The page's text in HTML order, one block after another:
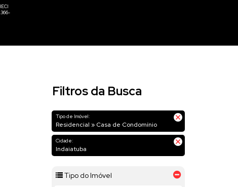
Filtros da Busca
Tipo de Imóvel:
Residencial » Casa de Condomínio
Cidade:
Indaiatuba
Tipo do Imóvel